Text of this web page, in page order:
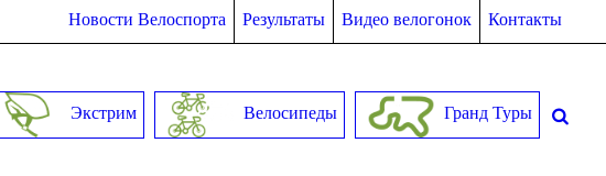
Новости Велоспорта Результаты Видео велогонок Контакты
Экстрим Велосипеды Гранд Туры